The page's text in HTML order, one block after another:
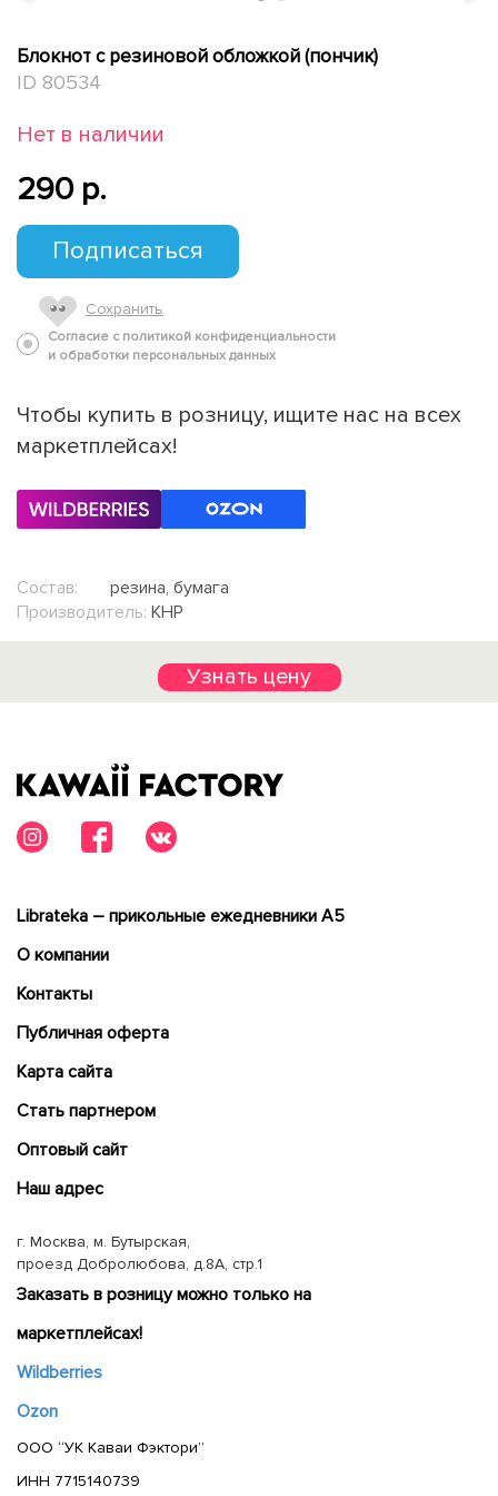
Блокнот с резиновой обложкой (пончик)
ID 80534
Нет в наличии
290 p.
Подписаться
Сохранить
Согласие с политикой конфиденциальности
и обработки персональных данных
Чтобы купить в розницу, ищите нас на всех
маркетплейсах!
Состав:
резина, бумага
Производитель: КНР
Узнать цену
Librateka – прикольные ежедневники А5
О компании
Контакты
Публичная оферта
Карта сайта
Cтать партнером
Оптовый сайт
Наш адрес
г. Москва, м. Бутырская,
проезд Добролюбова, д.8А, стр.1
Заказать в розницу можно только на
маркетплейсах!
Wildberries
Ozon
ООО “УК Каваи Фэктори”
ИНН 7715140739